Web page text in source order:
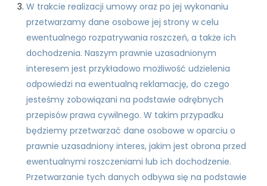
W trakcie realizacji umowy oraz po jej wykonaniu
przetwarzamy dane osobowe jej strony w celu
ewentualnego rozpatrywania roszczeń, a także ich
dochodzenia. Naszym prawnie uzasadnionym
interesem jest przykładowo możliwość udzielenia
odpowiedzi na ewentualną reklamację, do czego
jesteśmy zobowiązani na podstawie odrębnych
przepisów prawa cywilnego. W takim przypadku
będziemy przetwarzać dane osobowe w oparciu o
prawnie uzasadniony interes, jakim jest obrona przed
ewentualnymi roszczeniami lub ich dochodzenie.
Przetwarzanie tych danych odbywa się na podstawie